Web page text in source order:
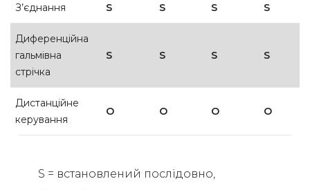
З’єднання S S S S
Диференційна
гальмівна
стрічка
S S S S
Дистанційне
керування
O O O O
S = встановлений послідовно,